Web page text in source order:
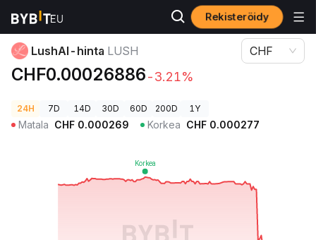
Rekisteröidy
Kryptohinnat
LushAI-hinta LUSH
CHF0.00026886-3.21%
CHF
24H 7D 14D 30D 60D 200D 1Y
Matala CHF 0.000269 Korkea CHF 0.000277